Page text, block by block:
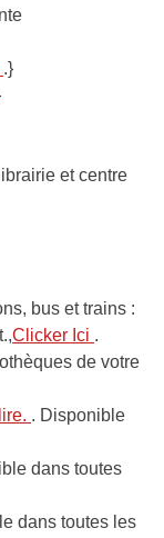
.}
et centre
bus et trains :
Clicker Ici .
de votre
. Disponible
dans toutes
dans toutes les